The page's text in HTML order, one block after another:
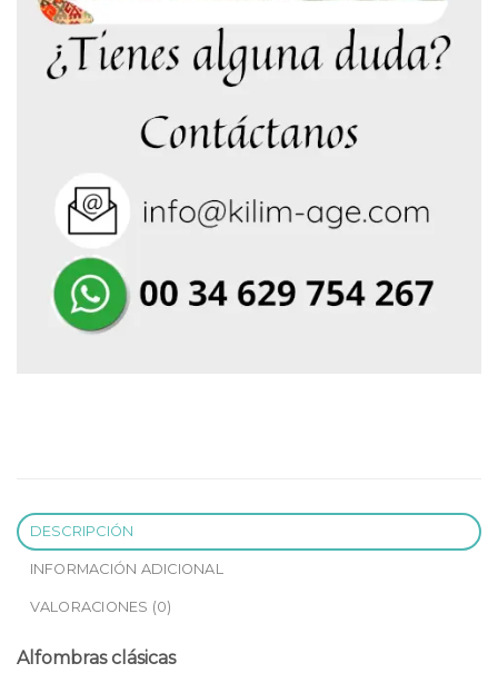
DESCRIPCIÓN
INFORMACIÓN ADICIONAL
VALORACIONES (0)
Alfombras clásicas